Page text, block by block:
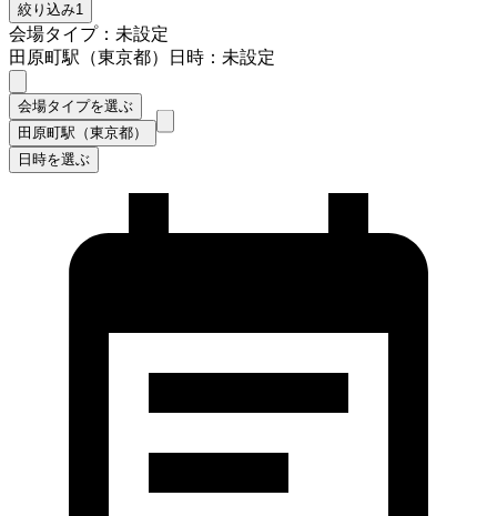
絞り込み1
会場タイプ：未設定
田原町駅（東京都）
日時：未設定
会場タイプを選ぶ
田原町駅（東京都）
日時を選ぶ